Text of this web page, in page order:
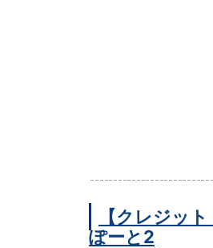
【クレジッ
ぽーと2